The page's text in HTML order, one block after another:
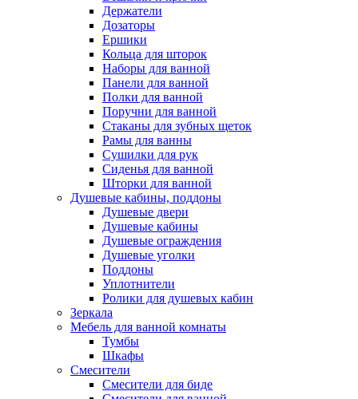
Держатели
Дозаторы
Ершики
Кольца для шторок
Наборы для ванной
Панели для ванной
Полки для ванной
Поручни для ванной
Стаканы для зубных щеток
Рамы для ванны
Сушилки для рук
Сиденья для ванной
Шторки для ванной
Душевые кабины, поддоны
Душевые двери
Душевые кабины
Душевые ограждения
Душевые уголки
Поддоны
Уплотнители
Ролики для душевых кабин
Зеркала
Мебель для ванной комнаты
Тумбы
Шкафы
Смесители
Смесители для биде